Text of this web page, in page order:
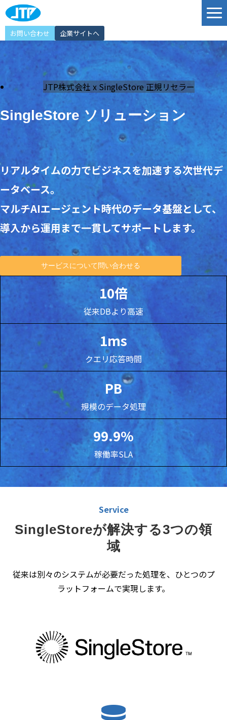
お問い合わせ 企業サイトへ
ソリューション
導入事例
JTP Technology Port
エンジニア紹介
選ばれる理由
イベント情報
お知らせ
JTP株式会社 x SingleStore 正規リセラー
SingleStore ソリューション
リアルタイムの力でビジネスを加速する次世代デ
ータベース。
マルチAIエージェント時代のデータ基盤として、
導入から運用まで一貫してサポートします。
サービスについて問い合わせる
10倍
従来DBより高速
1ms
クエリ応答時間
PB
規模のデータ処理
99.9%
稼働率SLA
Service
SingleStoreが解決する3つの領
域
従来は別々のシステムが必要だった処理を、ひとつのプ
ラットフォームで実現します。